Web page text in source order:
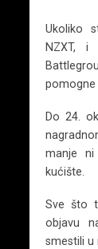
Ukoliko
NZXT, i
pomogne
Do 24.
manje ni
kućište.
Sve što
objavu
smestili u